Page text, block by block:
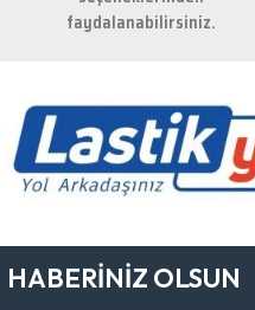
faydalanabilirsiniz.
HABERİNİZ OLSUN